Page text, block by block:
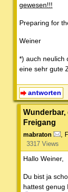
gewesen!!!
Preparing for
Weiner
*) auch neulich
eine sehr gute
antworten
Wunderbar,
Freigang
mabraton
3317 Views
Hallo Weiner,
Du bist ja
hattest genug